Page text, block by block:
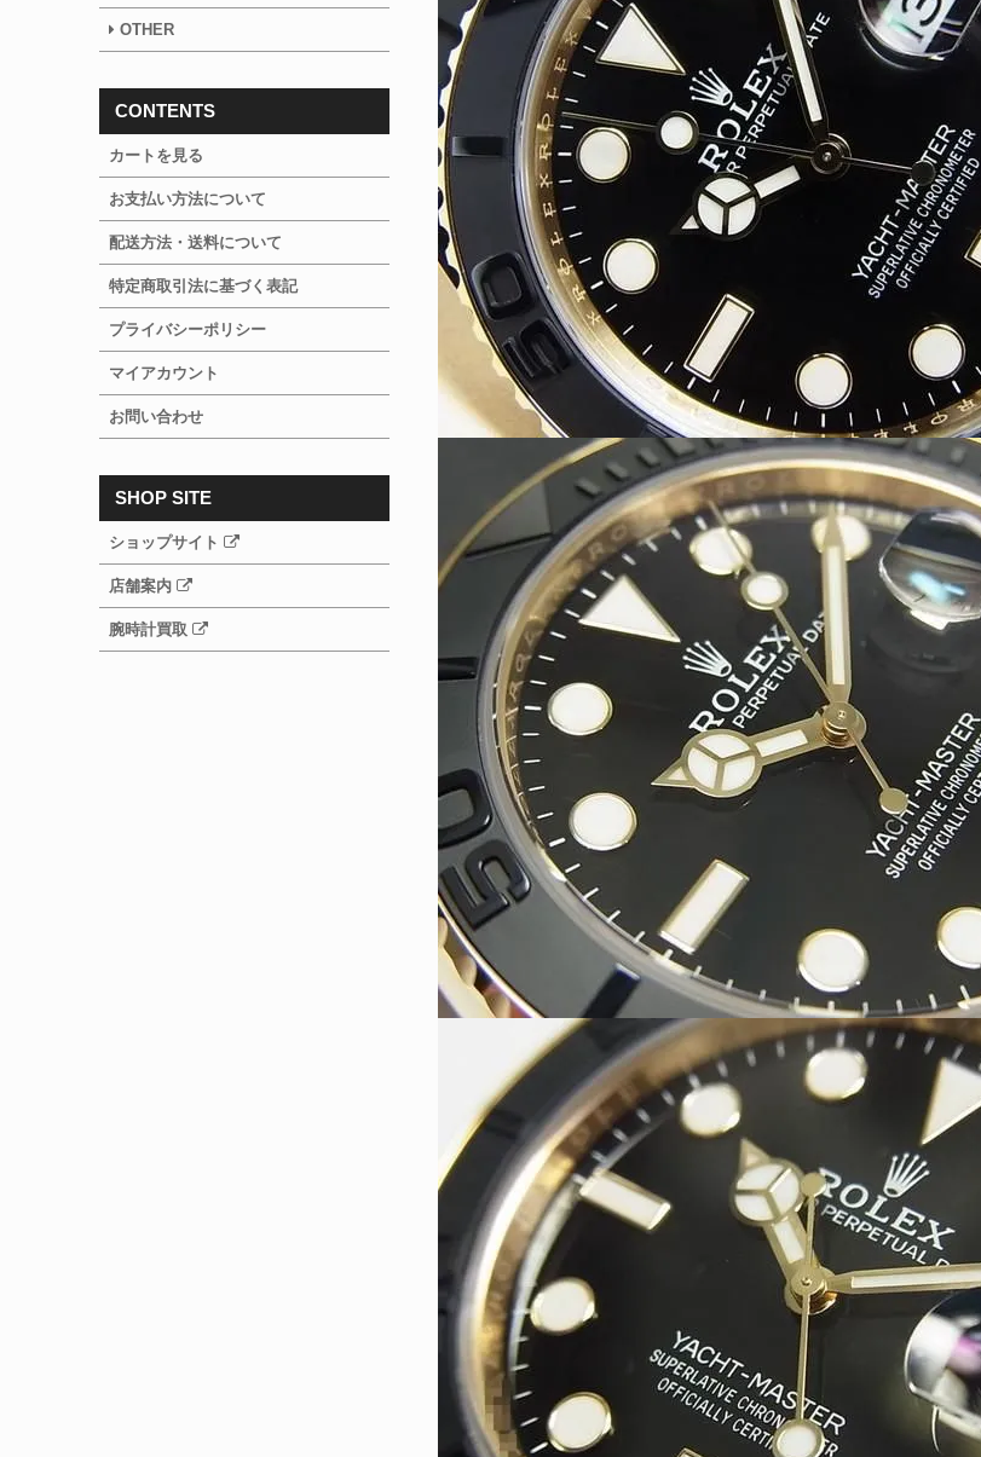
OTHER
CONTENTS
カートを見る
お支払い方法について
配送方法・送料について
特定商取引法に基づく表記
プライバシーポリシー
マイアカウント
お問い合わせ
SHOP SITE
ショップサイト
店舗案内
腕時計買取